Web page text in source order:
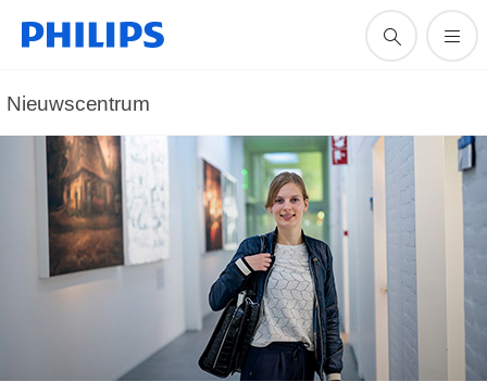
Nieuwscentrum